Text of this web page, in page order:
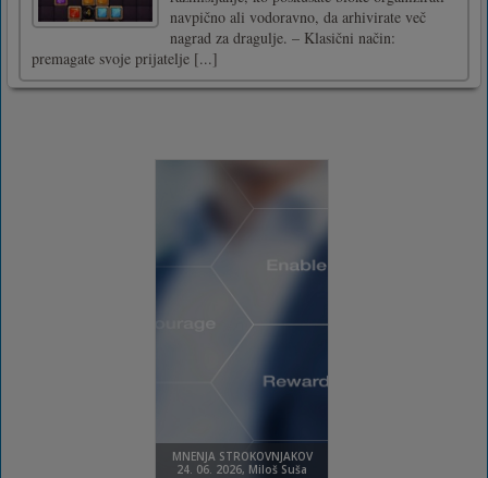
navpično ali vodoravno, da arhivirate več
nagrad za dragulje. – Klasični način:
premagate svoje prijatelje [...]